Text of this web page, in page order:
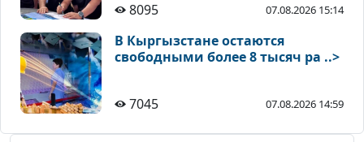
8095 07.08.2026 15:14
В Кыргызстане остаются
свободными более 8 тысяч ра ..>
7045 07.08.2026 14:59